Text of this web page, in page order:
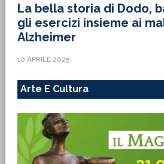
La bella storia di Dodo,
gli esercizi insieme ai
Alzheimer
10 APRILE 2025
Arte E Cultura